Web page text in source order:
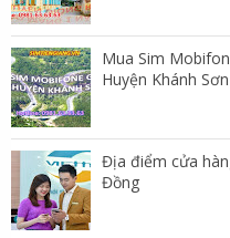
Mua Sim
Huyện Khánh Sơn
Địa điểm cửa
Đồng